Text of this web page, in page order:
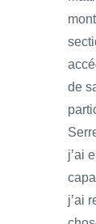
de
j’ai
j’ai